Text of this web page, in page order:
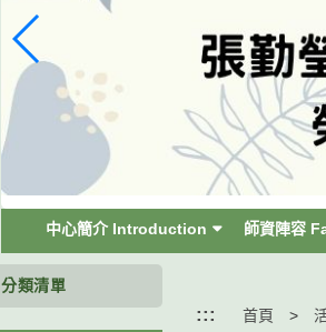
中心簡介 Introduction 師資陣容
分類清單
::: 首頁